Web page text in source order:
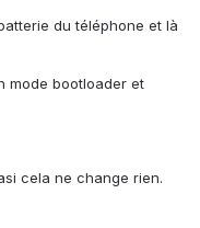
du téléphone et là
mode bootloader et
cela ne change rien.